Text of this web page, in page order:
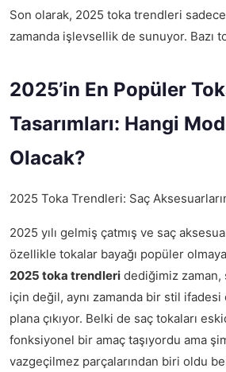
Son olarak, 2025 toka trendleri
zamanda işlevsellik de sunuyor. Bazı
2025’in En Popüler
Tasarımları: Hangi
Olacak?
2025 Toka Trendleri: Saç
2025 yılı gelmiş çatmış ve saç
özellikle tokalar bayağı popüler olmaya
2025 toka trendleri dediğimiz zaman,
için değil, aynı zamanda bir stil
plana çıkıyor. Belki de saç tokaları
fonksiyonel bir amaç taşıyordu ama
vazgeçilmez parçalarından biri oldu